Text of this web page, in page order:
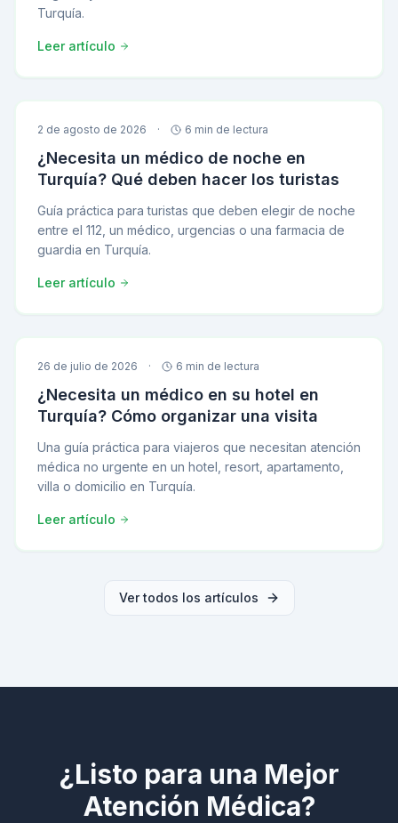
Turquía.
Leer artículo
2 de agosto de 2026 · 6 min de lectura
¿Necesita un médico de noche en
Turquía? Qué deben hacer los turistas
Guía práctica para turistas que deben elegir de noche
entre el 112, un médico, urgencias o una farmacia de
guardia en Turquía.
Leer artículo
26 de julio de 2026 · 6 min de lectura
¿Necesita un médico en su hotel en
Turquía? Cómo organizar una visita
Una guía práctica para viajeros que necesitan atención
médica no urgente en un hotel, resort, apartamento,
villa o domicilio en Turquía.
Leer artículo
Ver todos los artículos
¿Listo para una Mejor
Atención Médica?